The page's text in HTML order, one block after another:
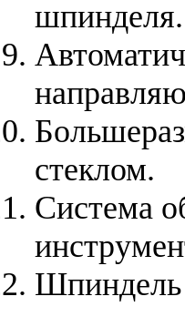
шпинделя.
стеклом.
Система
Шпиндель